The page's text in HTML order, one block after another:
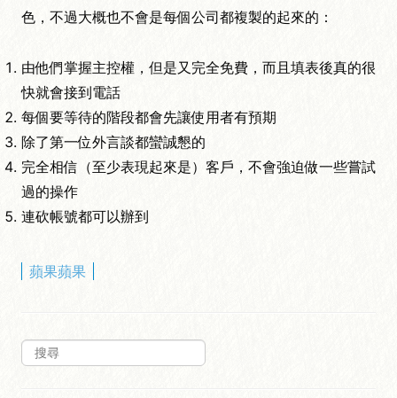
色，不過大概也不會是每個公司都複製的起來的：
由他們掌握主控權，但是又完全免費，而且填表後真的很
快就會接到電話
每個要等待的階段都會先讓使用者有預期
除了第一位外言談都蠻誠懇的
完全相信（至少表現起來是）客戶，不會強迫做一些嘗試
過的操作
連砍帳號都可以辦到
蘋果蘋果